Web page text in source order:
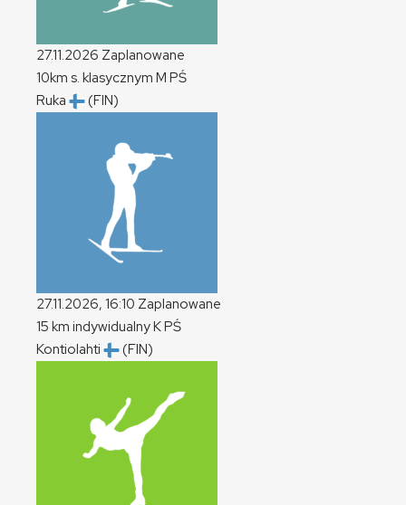
27.11.2026 Zaplanowane
10km s. klasycznym M PŚ
Ruka
(FIN)
27.11.2026, 16:10 Zaplanowane
15 km indywidualnyKPŚ
Kontiolahti
(FIN)